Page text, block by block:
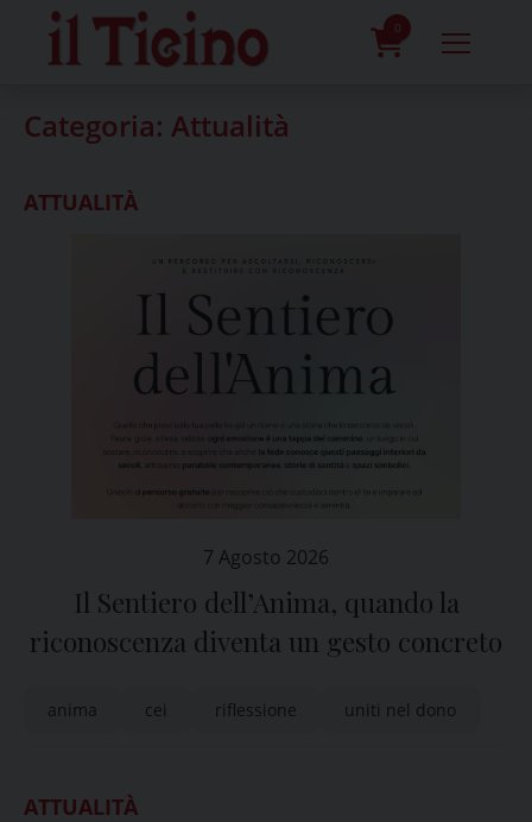
content
0
Categoria: Attualità
ATTUALITÀ
7 Agosto 2026
Il Sentiero dell’Anima, quando la
riconoscenza diventa un gesto concreto
anima cei riflessione uniti nel dono
ATTUALITÀ